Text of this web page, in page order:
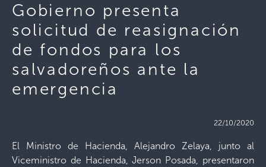
Gobierno presenta
solicitud de reasignación
de fondos para los
salvadoreños ante la
emergencia
22/10/2020
El Ministro de Hacienda, Alejandro Zelaya, junto al
Viceministro de Hacienda, Jerson Posada, presentaron